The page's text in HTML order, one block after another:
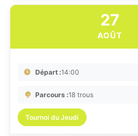
27
AOÛT
Départ :14:00
Parcours :18 trous
Tournoi du Jeudi